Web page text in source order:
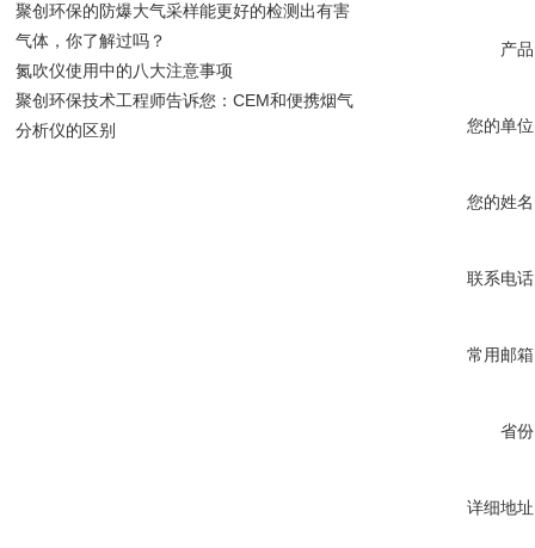
产
您的单
您的姓
联系电
常用邮
省
详细地
聚创环保的防爆大气采样能更好的检测出有害
气体，你了解过吗？
氮吹仪使用中的八大注意事项
聚创环保技术工程师告诉您：CEM和便携烟气
分析仪的区别